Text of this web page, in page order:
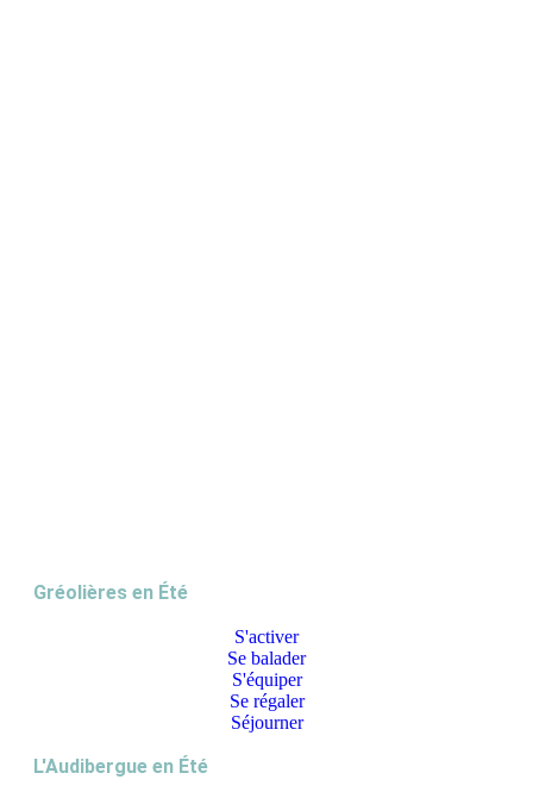
Gréolières en Été
S'activer
Se balader
S'équiper
Se régaler
Séjourner
L'Audibergue en Été